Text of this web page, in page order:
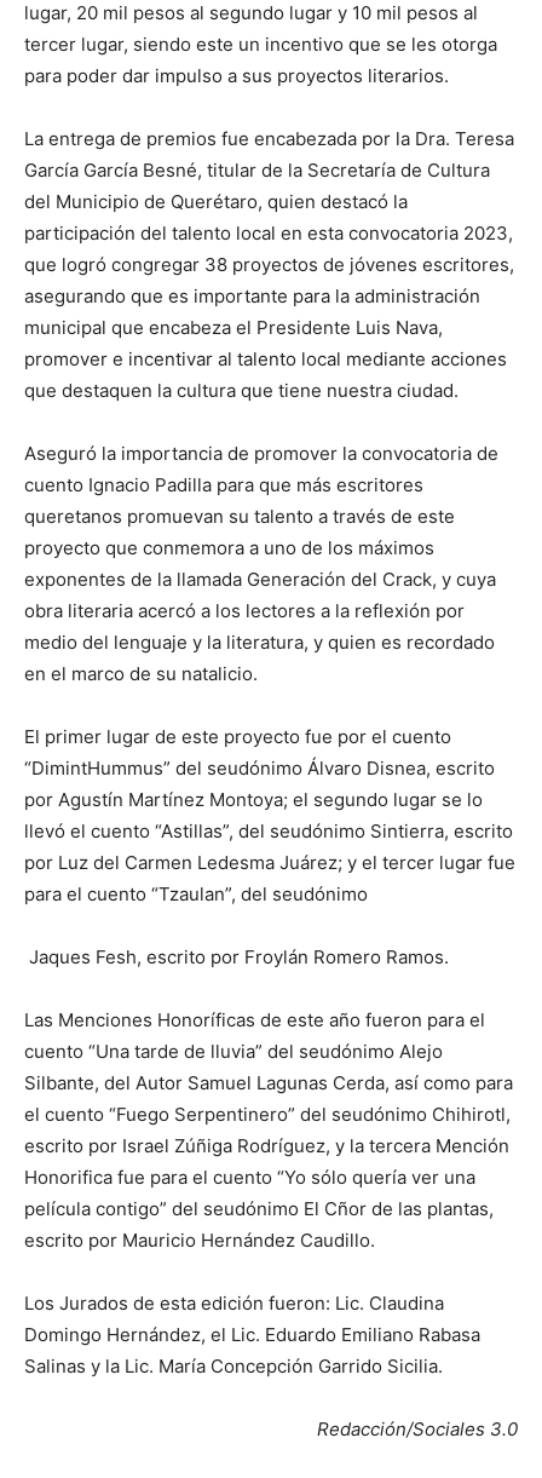
lugar, 20 mil pesos al segundo lugar y 10 mil pesos al
tercer lugar, siendo este un incentivo que se les otorga
para poder dar impulso a sus proyectos literarios.
La entrega de premios fue encabezada por la Dra. Teresa
García García Besné, titular de la Secretaría de Cultura
del Municipio de Querétaro, quien destacó la
participación del talento local en esta convocatoria 2023,
que logró congregar 38 proyectos de jóvenes escritores,
asegurando que es importante para la administración
municipal que encabeza el Presidente Luis Nava,
promover e incentivar al talento local mediante acciones
que destaquen la cultura que tiene nuestra ciudad.
Aseguró la importancia de promover la convocatoria de
cuento Ignacio Padilla para que más escritores
queretanos promuevan su talento a través de este
proyecto que conmemora a uno de los máximos
exponentes de la llamada Generación del Crack, y cuya
obra literaria acercó a los lectores a la reflexión por
medio del lenguaje y la literatura, y quien es recordado
en el marco de su natalicio.
El primer lugar de este proyecto fue por el cuento
“DimintHummus” del seudónimo Álvaro Disnea, escrito
por Agustín Martínez Montoya; el segundo lugar se lo
llevó el cuento “Astillas”, del seudónimo Sintierra, escrito
por Luz del Carmen Ledesma Juárez; y el tercer lugar fue
para el cuento “Tzaulan”, del seudónimo
Jaques Fesh, escrito por Froylán Romero Ramos.
Las Menciones Honoríficas de este año fueron para el
cuento “Una tarde de lluvia” del seudónimo Alejo
Silbante, del Autor Samuel Lagunas Cerda, así como para
el cuento “Fuego Serpentinero” del seudónimo Chihirotl,
escrito por Israel Zúñiga Rodríguez, y la tercera Mención
Honorifica fue para el cuento “Yo sólo quería ver una
película contigo” del seudónimo El Cñor de las plantas,
escrito por Mauricio Hernández Caudillo.
Los Jurados de esta edición fueron: Lic. Claudina
Domingo Hernández, el Lic. Eduardo Emiliano Rabasa
Salinas y la Lic. María Concepción Garrido Sicilia.
Redacción/Sociales 3.0